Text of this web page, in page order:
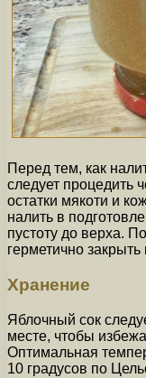
Перед тем, как
следует процедить
остатки мякоти и
налить в
пустоту до верха.
герметично
Хранение
Яблочный сок
месте, чтобы
Оптимальная
10 градусов по